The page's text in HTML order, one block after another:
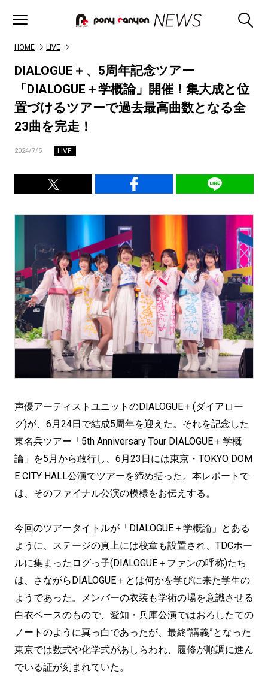
HOME LIVE
DIALOGUE＋、5周年記念ツアー
「DIALOGUE＋学概論」開催！集大成と位
置づけるツアーで過去最高曲数となる全
23曲を完走！
2024/7/5 LIVE
声優アーティストユニットのDIALOGUE＋(ダイアロー
グ)が、6月24日で結成5周年を迎えた。それを記念した
東名兵ツアー「5th Anniversary Tour DIALOGUE＋学概
論」を5月から敢行し、6月23日には東京・TOKYO DOM
E CITY HALL公演でツアーを締め括った。本レポートで
は、そのファイナル公演の模様をお伝えする。
今回のツアータイトルが「DIALOGUE＋学概論」とある
ように、ステージの真上には校章も設置され、TDCホー
ルに集まったログっ子(DIALOGUE＋ファンの呼称)たち
は、さながらDIALOGUE＋とは何かを学びに来た学生の
ようであった。メンバーの衣装も学術の場を意識させる
白衣ベースのもので、愛知・兵庫公演ではおろしたての
ノートのように真っ白であったが、最終”講義”となった
東京では数式や化学式があしらわれ、履修が順調に進ん
でいる証が刻まれていた。